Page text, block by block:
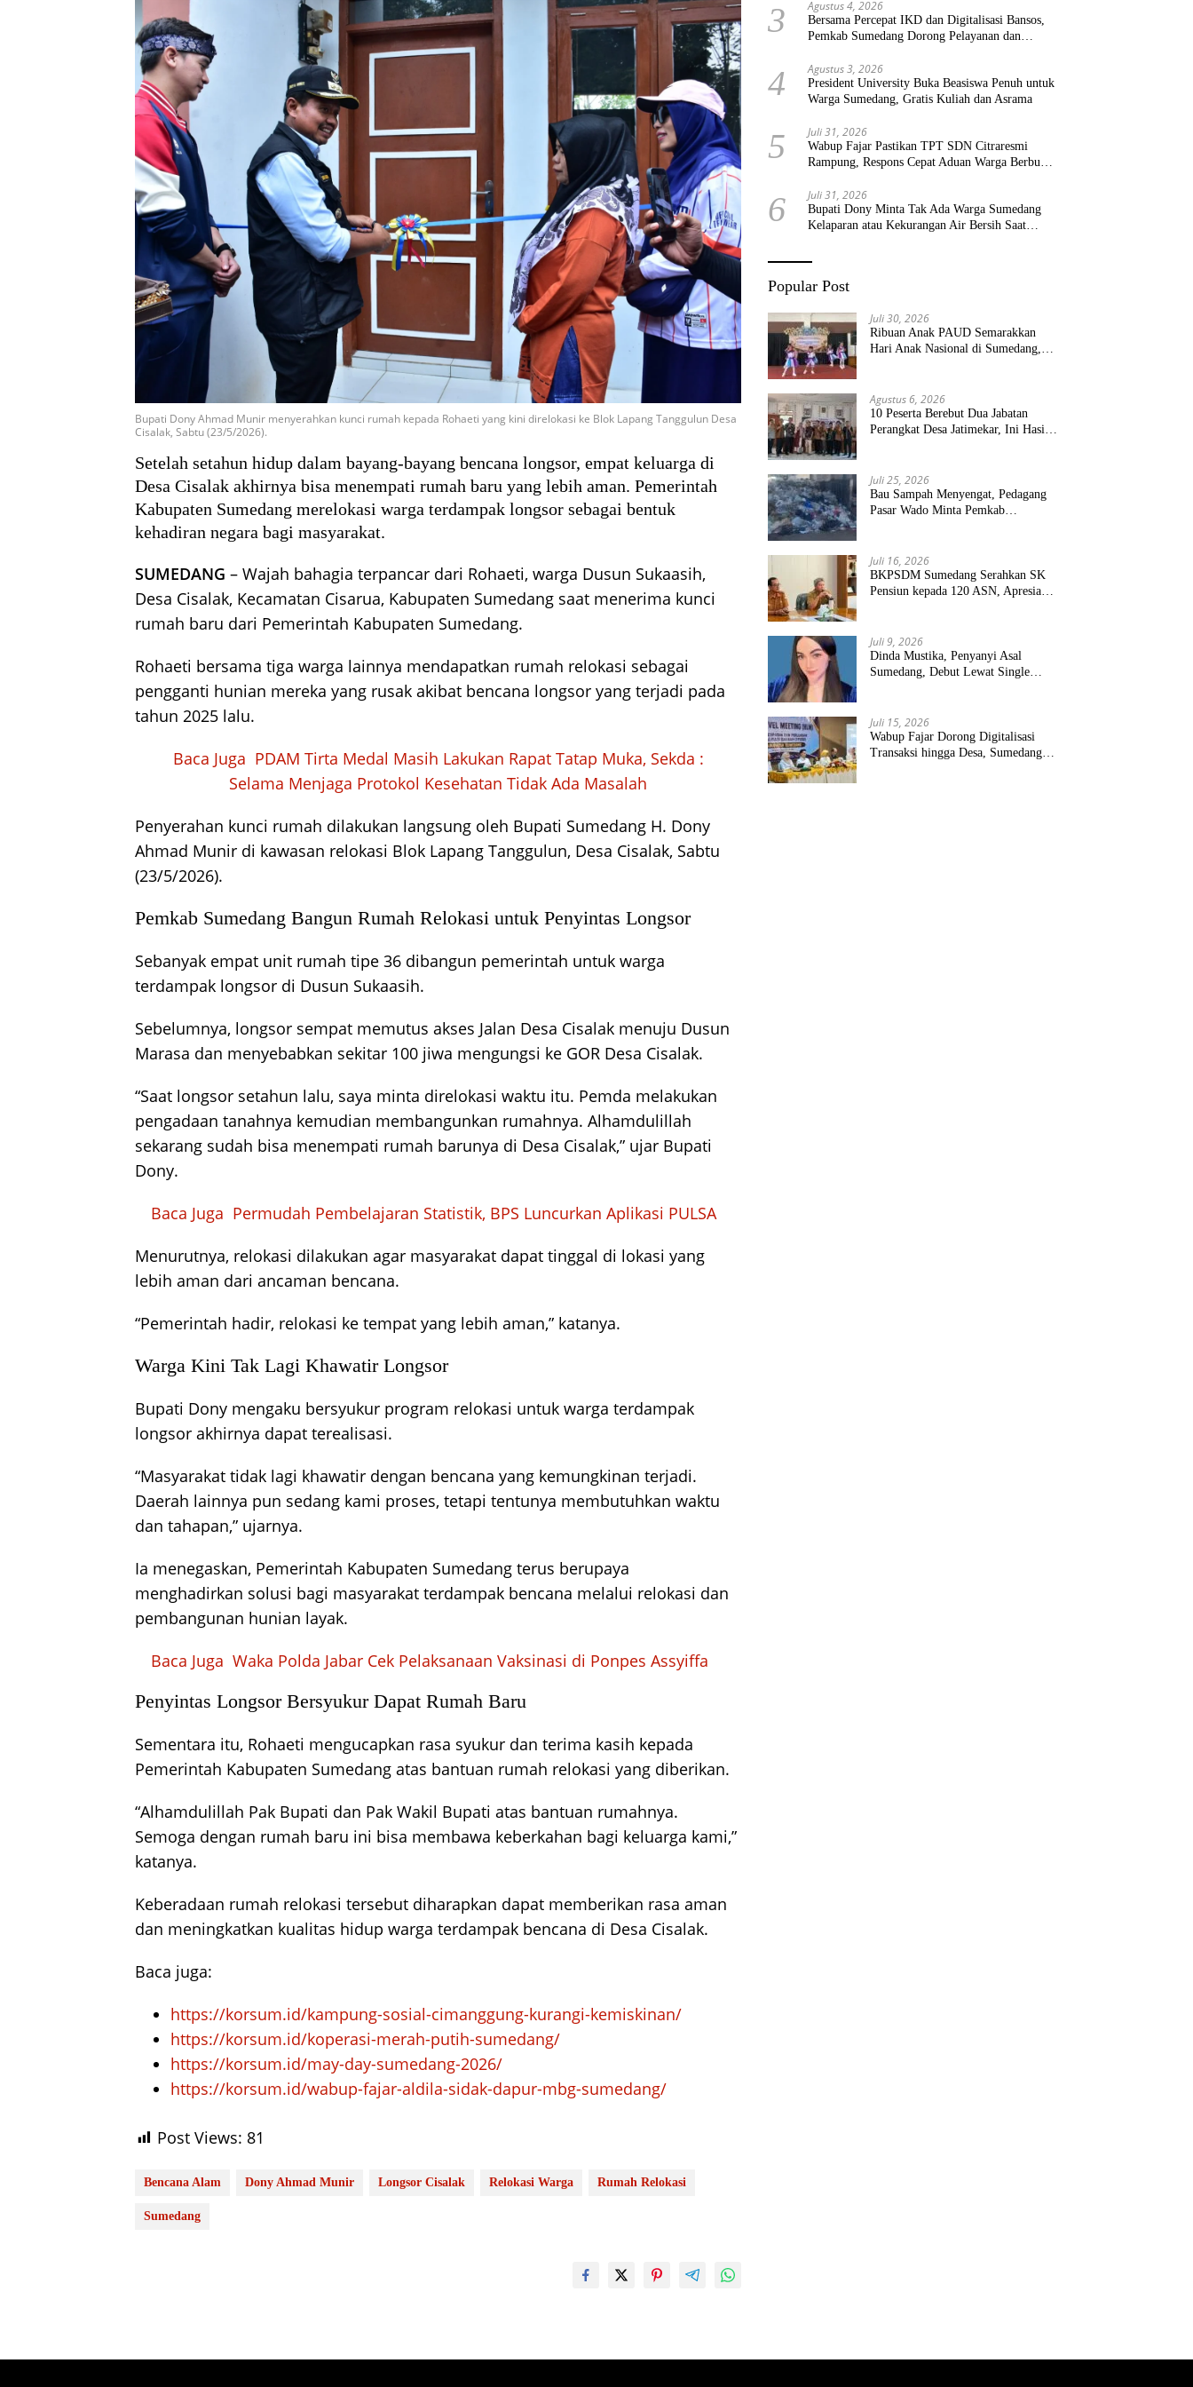
Bupati Dony Ahmad Munir menyerahkan kunci rumah kepada Rohaeti yang kini direlokasi ke Blok Lapang Tanggulun Desa
Cisalak, Sabtu (23/5/2026).
Setelah setahun hidup dalam bayang-bayang bencana longsor, empat keluarga di
Desa Cisalak akhirnya bisa menempati rumah baru yang lebih aman. Pemerintah
Kabupaten Sumedang merelokasi warga terdampak longsor sebagai bentuk
kehadiran negara bagi masyarakat.
SUMEDANG – Wajah bahagia terpancar dari Rohaeti, warga Dusun Sukaasih,
Desa Cisalak, Kecamatan Cisarua, Kabupaten Sumedang saat menerima kunci
rumah baru dari Pemerintah Kabupaten Sumedang.
Rohaeti bersama tiga warga lainnya mendapatkan rumah relokasi sebagai
pengganti hunian mereka yang rusak akibat bencana longsor yang terjadi pada
tahun 2025 lalu.
Baca Juga PDAM Tirta Medal Masih Lakukan Rapat Tatap Muka, Sekda :
Selama Menjaga Protokol Kesehatan Tidak Ada Masalah
Penyerahan kunci rumah dilakukan langsung oleh Bupati Sumedang H. Dony
Ahmad Munir di kawasan relokasi Blok Lapang Tanggulun, Desa Cisalak, Sabtu
(23/5/2026).
Pemkab Sumedang Bangun Rumah Relokasi untuk Penyintas Longsor
Sebanyak empat unit rumah tipe 36 dibangun pemerintah untuk warga
terdampak longsor di Dusun Sukaasih.
Sebelumnya, longsor sempat memutus akses Jalan Desa Cisalak menuju Dusun
Marasa dan menyebabkan sekitar 100 jiwa mengungsi ke GOR Desa Cisalak.
“Saat longsor setahun lalu, saya minta direlokasi waktu itu. Pemda melakukan
pengadaan tanahnya kemudian membangunkan rumahnya. Alhamdulillah
sekarang sudah bisa menempati rumah barunya di Desa Cisalak,” ujar Bupati
Dony.
Baca Juga Permudah Pembelajaran Statistik, BPS Luncurkan Aplikasi PULSA
Menurutnya, relokasi dilakukan agar masyarakat dapat tinggal di lokasi yang
lebih aman dari ancaman bencana.
“Pemerintah hadir, relokasi ke tempat yang lebih aman,” katanya.
Warga Kini Tak Lagi Khawatir Longsor
Bupati Dony mengaku bersyukur program relokasi untuk warga terdampak
longsor akhirnya dapat terealisasi.
“Masyarakat tidak lagi khawatir dengan bencana yang kemungkinan terjadi.
Daerah lainnya pun sedang kami proses, tetapi tentunya membutuhkan waktu
dan tahapan,” ujarnya.
Ia menegaskan, Pemerintah Kabupaten Sumedang terus berupaya
menghadirkan solusi bagi masyarakat terdampak bencana melalui relokasi dan
pembangunan hunian layak.
Baca Juga Waka Polda Jabar Cek Pelaksanaan Vaksinasi di Ponpes Assyiffa
Penyintas Longsor Bersyukur Dapat Rumah Baru
Sementara itu, Rohaeti mengucapkan rasa syukur dan terima kasih kepada
Pemerintah Kabupaten Sumedang atas bantuan rumah relokasi yang diberikan.
“Alhamdulillah Pak Bupati dan Pak Wakil Bupati atas bantuan rumahnya.
Semoga dengan rumah baru ini bisa membawa keberkahan bagi keluarga kami,”
katanya.
Keberadaan rumah relokasi tersebut diharapkan dapat memberikan rasa aman
dan meningkatkan kualitas hidup warga terdampak bencana di Desa Cisalak.
Baca juga:
https://korsum.id/kampung-sosial-cimanggung-kurangi-kemiskinan/
https://korsum.id/koperasi-merah-putih-sumedang/
https://korsum.id/may-day-sumedang-2026/
https://korsum.id/wabup-fajar-aldila-sidak-dapur-mbg-sumedang/
Post Views: 81
Bencana Alam Dony Ahmad Munir Longsor Cisalak Relokasi Warga Rumah Relokasi
Sumedang
3 Agustus 4, 2026
Bersama Percepat IKD dan Digitalisasi Bansos,
Pemkab Sumedang Dorong Pelayanan dan
4 Agustus 3, 2026
President University Buka Beasiswa Penuh untuk
Warga Sumedang, Gratis Kuliah dan Asrama
5 Juli 31, 2026
Wabup Fajar Pastikan TPT SDN Citraresmi
Rampung, Respons Cepat Aduan Warga Berbuah
6 Juli 31, 2026
Bupati Dony Minta Tak Ada Warga Sumedang
Kelaparan atau Kekurangan Air Bersih Saat
Popular Post
Juli 30, 2026
Ribuan Anak PAUD Semarakkan
Hari Anak Nasional di Sumedang,
Agustus 6, 2026
10 Peserta Berebut Dua Jabatan
Perangkat Desa Jatimekar, Ini Hasil
Juli 25, 2026
Bau Sampah Menyengat, Pedagang
Pasar Wado Minta Pemkab
Juli 16, 2026
BKPSDM Sumedang Serahkan SK
Pensiun kepada 120 ASN, Apresiasi
Juli 9, 2026
Dinda Mustika, Penyanyi Asal
Sumedang, Debut Lewat Single
Juli 15, 2026
Wabup Fajar Dorong Digitalisasi
Transaksi hingga Desa, Sumedang